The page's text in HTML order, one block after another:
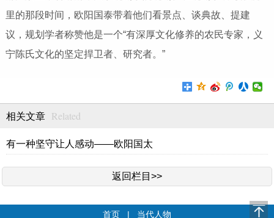
里的那段时间，欧阳国泰带着他们看景点、谈典故、提建
议，规划学者称赞他是一个“有深厚文化修养的农民专家，义
宁陈氏文化的坚定捍卫者、研究者。”
相关文章 Related
有一种坚守让人感动——欧阳国太
返回栏目>>
首页 | 当代人物